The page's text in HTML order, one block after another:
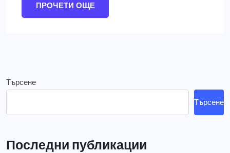
ПРОЧЕТИ ОЩЕ
Търсене
Търсене
Последни публикации